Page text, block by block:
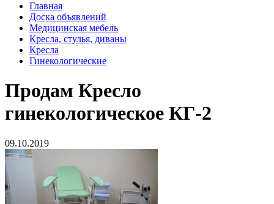
Главная
Доска объявлений
Медицинская мебель
Кресла, стулья, диваны
Кресла
Гинекологические
Продам Кресло
гинекологическое КГ-2
09.10.2019